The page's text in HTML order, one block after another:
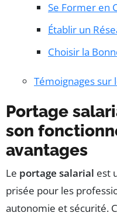
Se Former en
Établir un
Choisir la
Témoignages sur
Portage
son
avantages
Le portage salarial est
prisée pour les
autonomie et sécurité.